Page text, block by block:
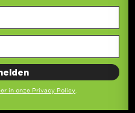
in onze Privacy Policy.